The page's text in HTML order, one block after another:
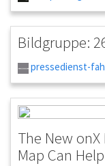
Bildgruppe:
pressedienst-
The New
Map Can